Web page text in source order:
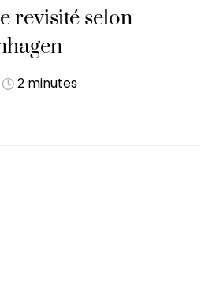
revisité selon
2 minutes